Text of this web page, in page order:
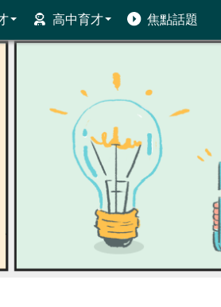
高中育才 焦點話題